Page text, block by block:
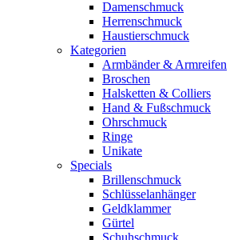
Damenschmuck
Herrenschmuck
Haustierschmuck
Kategorien
Armbänder & Armreifen
Broschen
Halsketten & Colliers
Hand & Fußschmuck
Ohrschmuck
Ringe
Unikate
Specials
Brillenschmuck
Schlüsselanhänger
Geldklammer
Gürtel
Schuhschmuck